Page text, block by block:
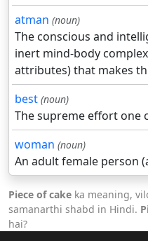
atman (noun)
The conscious and
inert mind-body
attributes) that makes
best (noun)
The supreme effort one
woman (noun)
An adult female person
Piece of cake ka meaning,
samanarthi shabd in Hindi.
hai?